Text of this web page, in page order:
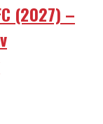
(2027) –